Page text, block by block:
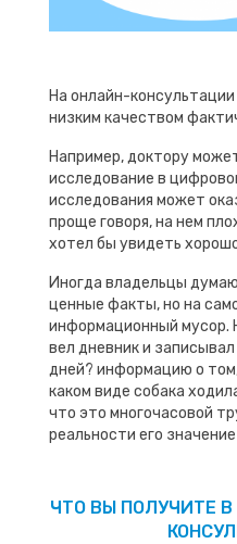
На онлайн-
низким качеством
Например, доктору
исследование в
исследования может
проще говоря, на нем
хотел бы увидеть
Иногда владельцы
ценные факты, но на
информационный мусор.
вел дневник и
дней? информацию о том,
каком виде собака
что это многочасовой
реальности его
ЧТО ВЫ ПОЛУЧИТЕ